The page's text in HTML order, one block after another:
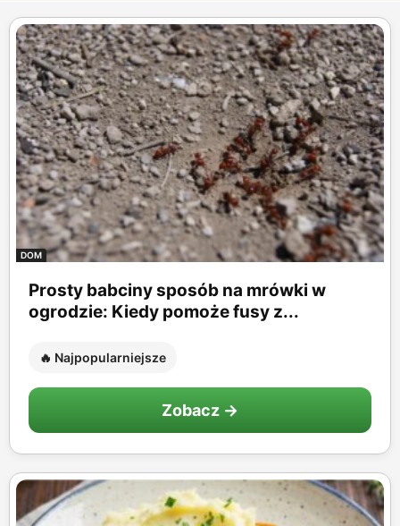
DOM
Prosty babciny sposób na mrówki w
ogrodzie: Kiedy pomoże fusy z...
🔥 Najpopularniejsze
Zobacz →